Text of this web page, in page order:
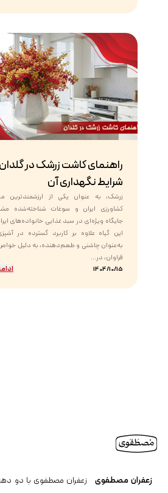
راهنمای کاشت زرشک در
شرایط نگهداری آن
زرشک، به عنوان یکی از ارزشمندترین
کشاورزی ایران و سوغات شناخته‌شده
جایگاه ویژه‌ای در سبد غذایی خانواده‌های
این گیاه علاوه بر کاربرد گسترده در
به‌عنوان چاشنی و طعم‌دهنده، به دلیل
فراوان، در...
1404/10/15
زعفران مصطفوی
زعفران مصطفوی با دو